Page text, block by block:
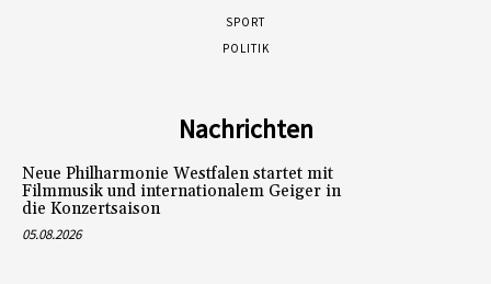
SPORT
POLITIK
Nachrichten
Neue Philharmonie Westfalen startet mit
Filmmusik und internationalem Geiger in
die Konzertsaison
05.08.2026